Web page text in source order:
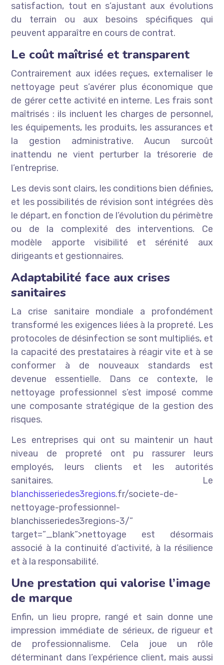
satisfaction, tout en s’ajustant aux évolutions
du terrain ou aux besoins spécifiques qui
peuvent apparaître en cours de contrat.
Le coût maîtrisé et transparent
Contrairement aux idées reçues, externaliser le
nettoyage peut s’avérer plus économique que
de gérer cette activité en interne. Les frais sont
maîtrisés : ils incluent les charges de personnel,
les équipements, les produits, les assurances et
la gestion administrative. Aucun surcoût
inattendu ne vient perturber la trésorerie de
l’entreprise.
Les devis sont clairs, les conditions bien définies,
et les possibilités de révision sont intégrées dès
le départ, en fonction de l’évolution du périmètre
ou de la complexité des interventions. Ce
modèle apporte visibilité et sérénité aux
dirigeants et gestionnaires.
Adaptabilité face aux crises
sanitaires
La crise sanitaire mondiale a profondément
transformé les exigences liées à la propreté. Les
protocoles de désinfection se sont multipliés, et
la capacité des prestataires à réagir vite et à se
conformer à de nouveaux standards est
devenue essentielle. Dans ce contexte, le
nettoyage professionnel s’est imposé comme
une composante stratégique de la gestion des
risques.
Les entreprises qui ont su maintenir un haut
niveau de propreté ont pu rassurer leurs
employés, leurs clients et les autorités
sanitaires. Le
blanchisseriedes3regions.fr/societe-de-
nettoyage-professionnel-
blanchisseriedes3regions-3/”
target=”_blank”>nettoyage est désormais
associé à la continuité d’activité, à la résilience
et à la responsabilité.
Une prestation qui valorise l’image
de marque
Enfin, un lieu propre, rangé et sain donne une
impression immédiate de sérieux, de rigueur et
de professionnalisme. Cela joue un rôle
déterminant dans l’expérience client, mais aussi